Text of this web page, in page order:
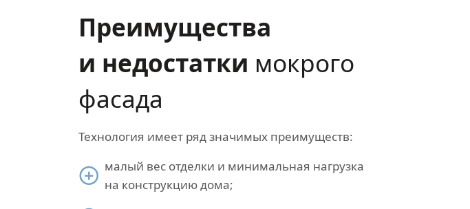
Преимущества
и недостатки мокрого
фасада
Технология имеет ряд значимых преимуществ:
малый вес отделки и минимальная нагрузка
на конструкцию дома;